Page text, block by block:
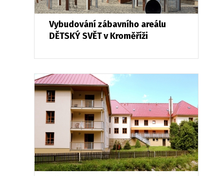
Vybudování zábavního areálu
DĚTSKÝ SVĚT v Kroměříži